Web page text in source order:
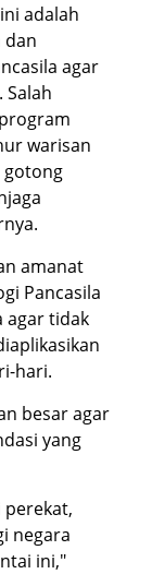
adalah
dan
agar
warisan
gotong
amanat
Pancasila
agar tidak
hari.
besar agar
yang
perekat,
negara
ini,"